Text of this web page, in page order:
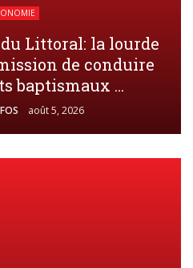
Littoral: la lourde
de conduire
baptismaux ...
août 5, 2026